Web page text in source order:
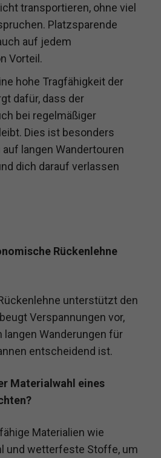
transportieren, ohne viel
Platzsparende
auf jedem
Vorteil.
hohe Tragfähigkeit der
dafür, dass der
bei regelmäßiger
Dies ist besonders
langen Wandertouren
dich darauf verlassen
Rückenlehne
unterstützt den
Verspannungen vor,
Wanderungen für
entscheidend ist.
Materialwahl eines
Materialien wie
und wetterfeste Stoffe, um